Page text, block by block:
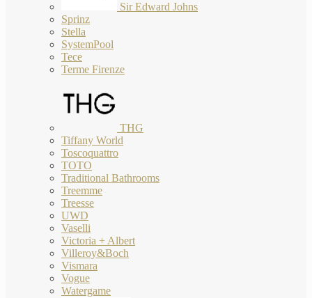
Sir Edward Johns
Sprinz
Stella
SystemPool
Tece
Terme Firenze
THG
Tiffany World
Toscoquattro
TOTO
Traditional Bathrooms
Treemme
Treesse
UWD
Vaselli
Victoria + Albert
Villeroy&Boch
Vismara
Vogue
Watergame